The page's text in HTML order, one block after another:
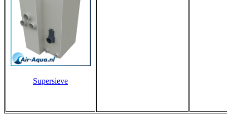
Supersieve